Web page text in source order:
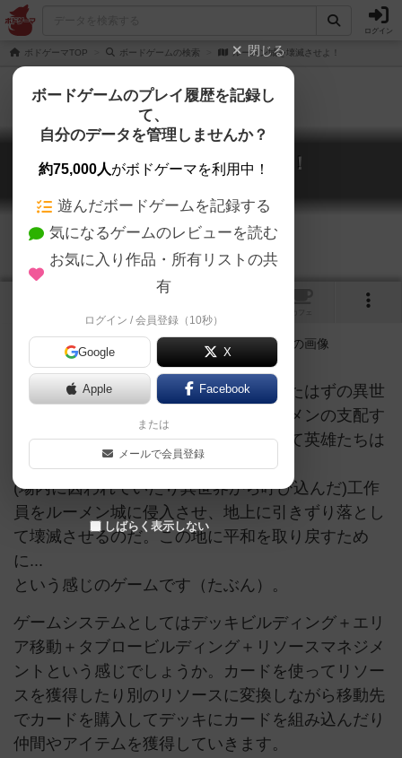
ログイン
ボドゲーマTOP ボードゲームの検索 ルーメン城を壊滅させよ！
ルーメン城を壊滅させよ！
Fall of Lumen
苦労して開拓し繫栄させ、別れを告げたはずの異世
界。時がたち、その地は浮遊城塞ルーメンの支配す
る監視社会に変わり果てていた。そして英雄たちは
またこの地に呼び戻された。
(場内に囚われていたり異世界から呼び込んだ)工作
員をルーメン城に侵入させ、地上に引きずり落とし
て壊滅させるのだ。この地に平和を取り戻すため
に...
という感じのゲームです（たぶん）。
ゲームシステムとしてはデッキビルディング＋エリ
ア移動＋タブロービルディング＋リソースマネジメ
ントという感じでしょうか。カードを使ってリソー
スを獲得したり別のリソースに変換しながら移動先
でカードを購入してデッキにカードを組み込んだり
仲間やアイテムを獲得していきます。
閉じる
ボードゲームのプレイ履歴を記録し
て、
自分のデータを管理しませんか？
約75,000人がボドゲーマを利用中！
遊んだボードゲームを記録する
気になるゲームのレビューを読む
お気に入り作品・所有リストの共
有
ログイン / 会員登録（10秒）
Google X
Apple Facebook
または
メールで会員登録
しばらく表示しない